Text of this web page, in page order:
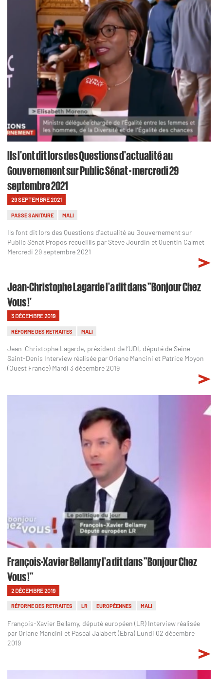
Ils l'ont dit lors des Questions d'actualité au
Gouvernement sur Public Sénat - mercredi 29
septembre 2021
29 SEPTEMBRE 2021
PASSE SANITAIRE MALI
Ils l'ont dit lors des Questions d'actualité au Gouvernement sur
Public Sénat Propos recueillis par Steve Jourdin et Quentin Calmet
Mercredi 29 septembre 2021
Jean-Christophe Lagarde l'a dit dans "Bonjour Chez
Vous !'
3 DÉCEMBRE 2019
RÉFORME DES RETRAITES MALI
Jean-Christophe Lagarde, président de l’UDI, député de Seine-
Saint-Denis Interview réalisée par Oriane Mancini et Patrice Moyon
(Ouest France) Mardi 3 décembre 2019
François-Xavier Bellamy l'a dit dans "Bonjour Chez
Vous !"
2 DÉCEMBRE 2019
RÉFORME DES RETRAITES LR EUROPÉENNES MALI
François-Xavier Bellamy, député européen (LR) Interview réalisée
par Oriane Mancini et Pascal Jalabert (Ebra) Lundi 02 décembre
2019